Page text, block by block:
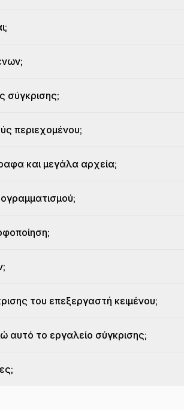
σύγκρισης;
περιεχομένου;
και μεγάλα αρχεία;
του επεξεργαστή κειμένου;
αυτό το εργαλείο σύγκρισης;